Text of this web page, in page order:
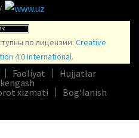
по лицензии: Creative
4.0 International.
Faoliyat
Hujjatlar
xizmati Bog‘lanish